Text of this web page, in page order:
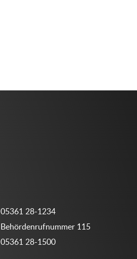
05361 28-1234
Behördenrufnummer 115
05361 28-1500